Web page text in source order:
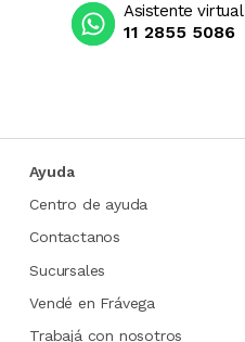
Asistente virtual
11 2855 5086
Ayuda
Centro de ayuda
Contactanos
Sucursales
Vendé en Frávega
Trabajá con nosotros